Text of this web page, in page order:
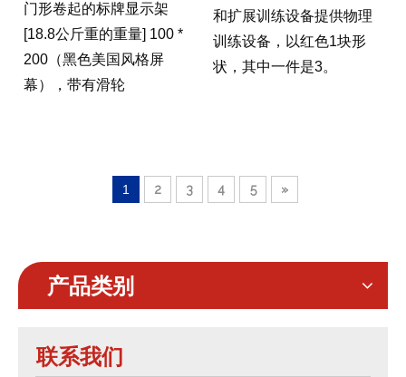
门形卷起的标牌显示架
[18.8公斤重的重量] 100 *
200（黑色美国风格屏
幕），带有滑轮
和扩展训练设备提供物理
训练设备，以红色1块形
状，其中一件是3。
1 2 3 4 5 »
产品类别
联系我们